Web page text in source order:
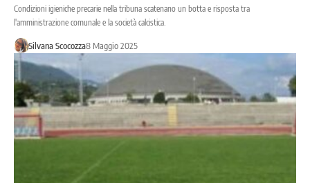
Condizioni igieniche precarie nella tribuna scatenano un botta e risposta tra
l'amministrazione comunale e la società calcistica.
Silvana Scocozza8 Maggio 2025